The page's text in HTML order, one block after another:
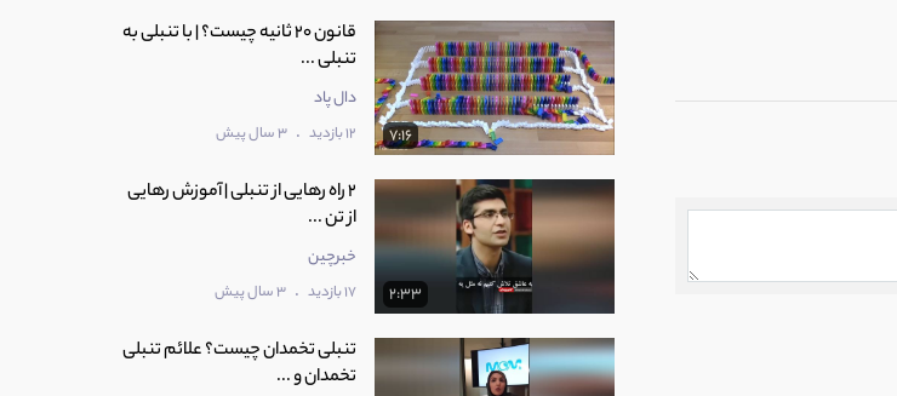
7:16
قانون 20 ثانیه چیست؟ | با تنبلی به
تنبلی ...
دال پاد
12 بازدید . 3 سال پیش
2:33
2 راه رهایی از تنبلی | آموزش رهایی
از تن ...
خبرچین
17 بازدید . 3 سال پیش
تنبلی تخمدان چیست؟ علائم تنبلی
تخمدان و ...